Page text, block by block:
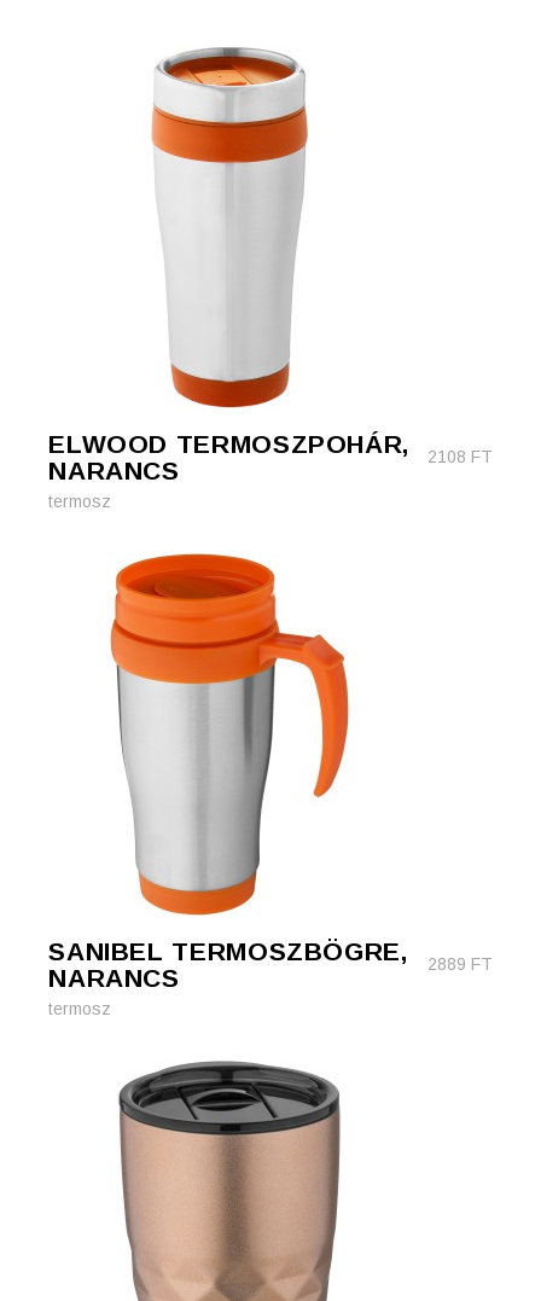
ELWOOD TERMOSZPOHÁR,
NARANCS
2108 FT
termosz
SANIBEL TERMOSZBÖGRE,
NARANCS
2889 FT
termosz